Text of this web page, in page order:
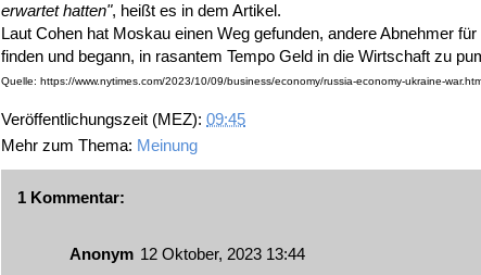
erwartet hatten", heißt es in dem Artikel.
Laut Cohen hat Moskau einen Weg gefunden, andere Abnehmer
finden und begann, in rasantem Tempo Geld in die Wirtschaft zu
Quelle: https://www.nytimes.com/2023/10/09/business/economy/russia-economy-ukraine-
Veröffentlichungszeit (MEZ): 09:45
Mehr zum Thema: Meinung
1 Kommentar:
Anonym 12 Oktober, 2023 13:44